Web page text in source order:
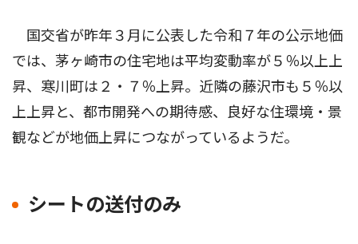
国交省が昨年３月に公表した令和７年の公示地価
では、茅ヶ崎市の住宅地は平均変動率が５％以上上
昇、寒川町は２・７％上昇。近隣の藤沢市も５％以
上上昇と、都市開発への期待感、良好な住環境・景
観などが地価上昇につながっているようだ。
シートの送付のみ